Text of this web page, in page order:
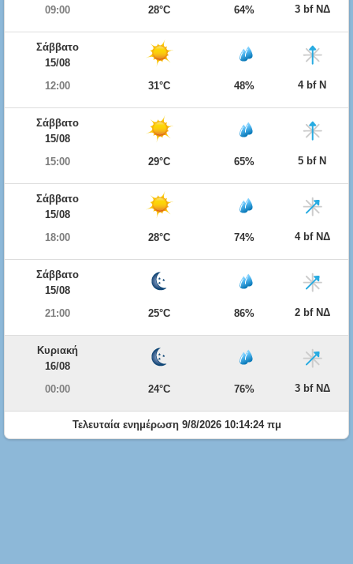
09:00
28°C 64% 3 bf ΝΔ
Σάββατο
15/08
12:00
31°C 48% 4 bf Ν
Σάββατο
15/08
15:00
29°C 65% 5 bf Ν
Σάββατο
15/08
18:00
28°C 74% 4 bf ΝΔ
Σάββατο
15/08
21:00
25°C 86% 2 bf ΝΔ
Κυριακή
16/08
00:00
24°C 76% 3 bf ΝΔ
Τελευταία ενημέρωση 9/8/2026 10:14:24 πμ